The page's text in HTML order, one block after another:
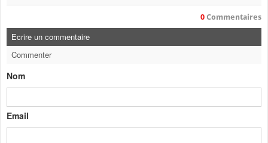
0 Commentaires
Ecrire un commentaire
Commenter
Nom
Email